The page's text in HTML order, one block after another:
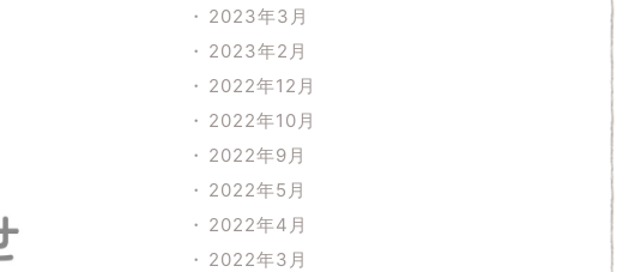
2023年3月
2023年2月
2022年12月
2022年10月
2022年9月
2022年5月
2022年4月
2022年3月